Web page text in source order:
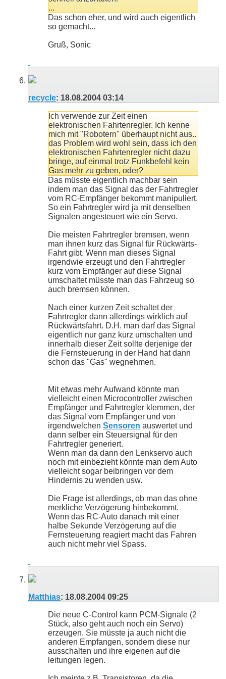
...
Das schon eher, und wird auch eigentlich
so gemacht...
Gruß, Sonic
recycle: 18.08.2004 03:14
Ich verwende zur Zeit einen
elektronischen Fahrtenregler. Ich kenne
mich mit "Robotern" überhaupt nicht aus..
das Problem wird wohl sein, dass ich den
elektronischen Fahrtenregler nicht dazu
bringe, auf einmal trotz Funkbefehl kein
Gas mehr zu geben, oder?
Das müsste eigentlich machbar sein
indem man das Signal das der Fahrtregler
vom RC-Empfänger bekommt manipuliert.
So ein Fahrtregler wird ja mit denselben
Signalen angesteuert wie ein Servo.
Die meisten Fahrtregler bremsen, wenn
man ihnen kurz das Signal für Rückwärts-
Fahrt gibt. Wenn man dieses Signal
irgendwie erzeugt und den Fahrtregler
kurz vom Empfänger auf diese Signal
umschaltet müsste man das Fahrzeug so
auch bremsen können.
Nach einer kurzen Zeit schaltet der
Fahrtregler dann allerdings wirklich auf
Rückwärtsfahrt. D.H. man darf das Signal
eigentlich nur ganz kurz umschalten und
innerhalb dieser Zeit sollte derjenige der
die Fernsteuerung in der Hand hat dann
schon das "Gas" wegnehmen.
Mit etwas mehr Aufwand könnte man
vielleicht einen Microcontroller zwischen
Empfänger und Fahrtregler klemmen, der
das Signal vom Empfänger und von
irgendwelchen Sensoren auswertet und
dann selber ein Steuersignal für den
Fahrtregler generiert.
Wenn man da dann den Lenkservo auch
noch mit einbezieht könnte man dem Auto
vielleicht sogar beibringen vor dem
Hindernis zu wenden usw.
Die Frage ist allerdings, ob man das ohne
merkliche Verzögerung hinbekommt.
Wenn das RC-Auto danach mit einer
halbe Sekunde Verzögerung auf die
Fernsteuerung reagiert macht das Fahren
auch nicht mehr viel Spass.
Matthias: 18.08.2004 09:25
Die neue C-Control kann PCM-Signale (2
Stück, also geht auch noch ein Servo)
erzeugen. Sie müsste ja auch nicht die
anderen Empfangen, sondern diese nur
ausschalten und ihre eigenen auf die
leitungen legen.